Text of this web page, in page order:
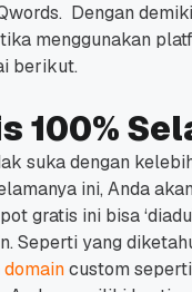
Dengan
menggunakan
berikut.
100%
suka dengan
ini, Anda
gratis ini bisa
Seperti yang
domaincustom seperti